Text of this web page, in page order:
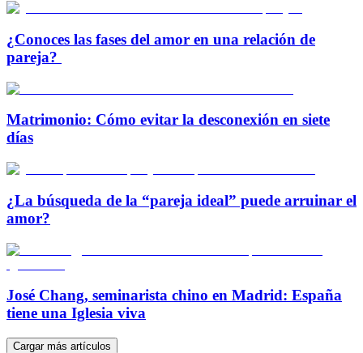
¿Conoces las fases del amor en una relación de
pareja?
Matrimonio: Cómo evitar la desconexión en siete
días
¿La búsqueda de la “pareja ideal” puede arruinar el
amor?
José Chang, seminarista chino en Madrid: España
tiene una Iglesia viva
Cargar más artículos